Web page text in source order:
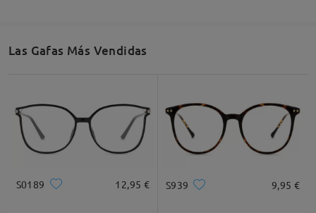
Las Gafas Más Vendidas
S0189 12,95 € S939 9,95 €